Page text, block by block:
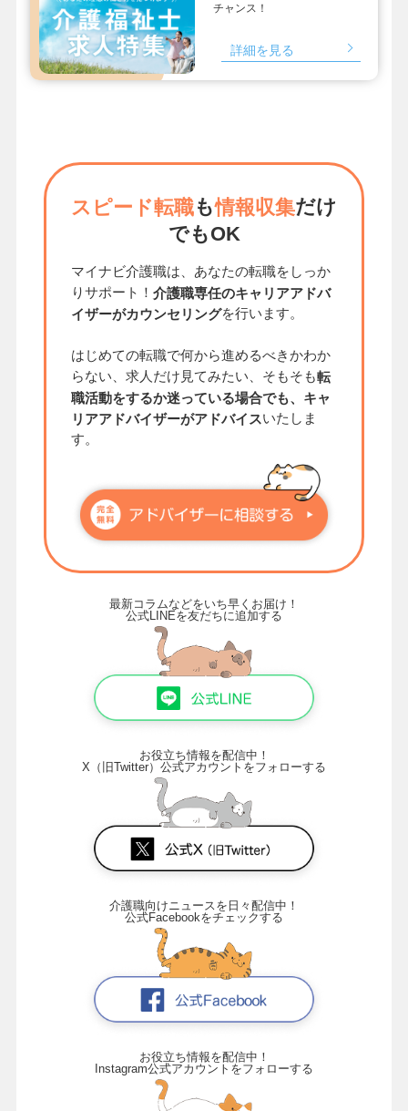
チャンス！
詳細を見る
スピード転職も情報収集だけ
でもOK
マイナビ介護職は、あなたの転職をしっか
りサポート！ 介護職専任のキャリアアドバ
イザーがカウンセリングを行います。
はじめての転職で何から進めるべきかわか
らない、求人だけ見てみたい、そもそも転
職活動をするか迷っている場合でも、キャ
リアアドバイザーがアドバイスいたしま
す。
最新コラムなどをいち早くお届け！
公式LINEを友だちに追加する
お役立ち情報を配信中！
X（旧Twitter）公式アカウントをフォローする
介護職向けニュースを日々配信中！
公式Facebookをチェックする
お役立ち情報を配信中！
Instagram公式アカウントをフォローする